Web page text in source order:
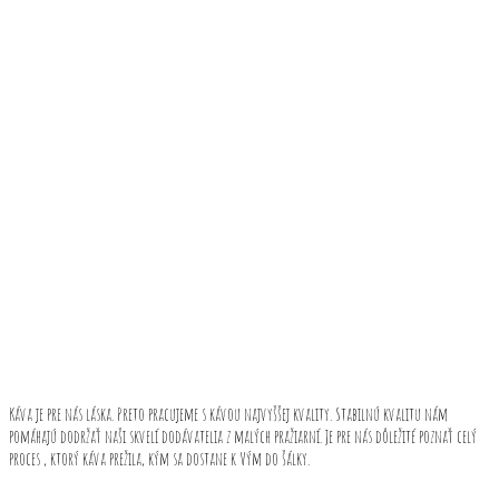
Káva je pre nás láska. Preto pracujeme s kávou najvyššej kvality. Stabilnú kvalitu nám
pomáhajú dodržať naši skvelí dodávatelia z malých pražiarní. Je pre nás dôležité poznať celý
proces , ktorý káva prežila, kým sa dostane k Vým do šálky.